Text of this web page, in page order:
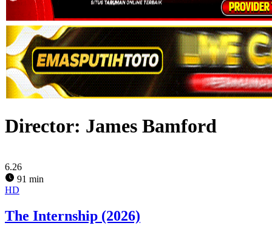
Director: James Bamford
6.26
91 min
HD
The Internship (2026)